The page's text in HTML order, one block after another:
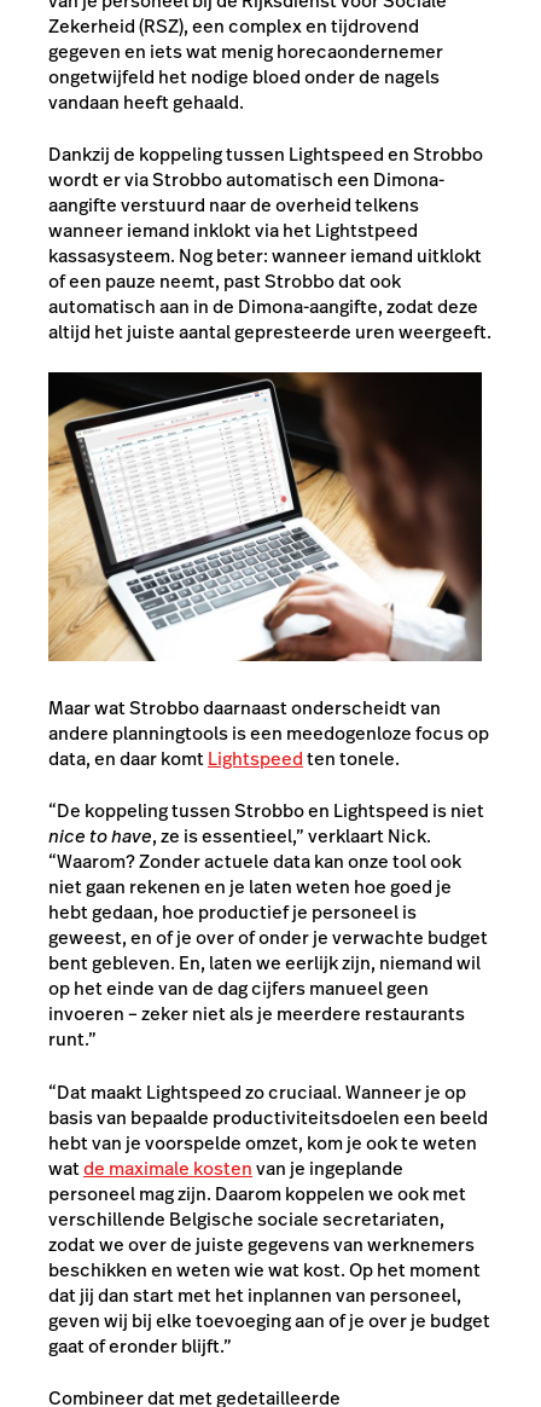
Zekerheid (RSZ), een complex en tijdrovend
gegeven en iets wat menig horecaondernemer
ongetwijfeld het nodige bloed onder de nagels
vandaan heeft gehaald.
Dankzij de koppeling tussen Lightspeed en Strobbo
wordt er via Strobbo automatisch een Dimona-
aangifte verstuurd naar de overheid telkens
wanneer iemand inklokt via het Lightstpeed
kassasysteem. Nog beter: wanneer iemand uitklokt
of een pauze neemt, past Strobbo dat ook
automatisch aan in de Dimona-aangifte, zodat deze
altijd het juiste aantal gepresteerde uren weergeeft.
Maar wat Strobbo daarnaast onderscheidt van
andere planningtools is een meedogenloze focus op
data, en daar komtLightspeedten tonele.
“De koppeling tussen Strobbo en Lightspeed is niet
nice to have, ze is essentieel,” verklaart Nick.
“Waarom? Zonder actuele data kan onze tool ook
niet gaan rekenen en je laten weten hoe goed je
hebt gedaan, hoe productief je personeel is
geweest, en of je over of onder je verwachte budget
bent gebleven. En, laten we eerlijk zijn, niemand wil
op het einde van de dag cijfers manueel geen
invoeren – zeker niet als je meerdere restaurants
runt.”
“Dat maakt Lightspeed zo cruciaal. Wanneer je op
basis van bepaalde productiviteitsdoelen een beeld
hebt van je voorspelde omzet, kom je ook te weten
watde maximale kostenvan je ingeplande
personeel mag zijn. Daarom koppelen we ook met
verschillende Belgische sociale secretariaten,
zodat we over de juiste gegevens van werknemers
beschikken en weten wie wat kost. Op het moment
dat jij dan start met het inplannen van personeel,
geven wij bij elke toevoeging aan of je over je budget
gaat of eronder blijft.”
Combineer dat met gedetailleerde